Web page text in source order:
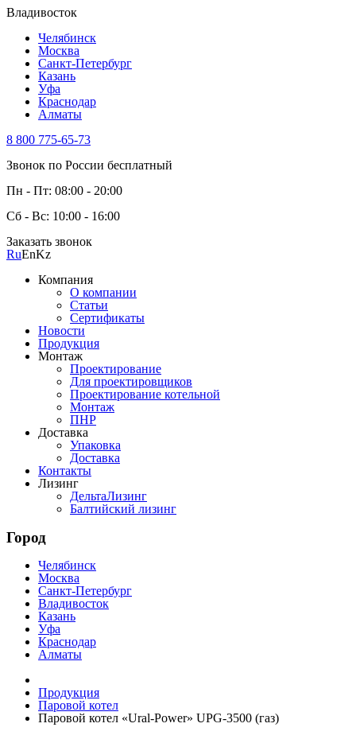
Владивосток
Челябинск
Москва
Санкт-Петербург
Казань
Уфа
Краснодар
Алматы
8 800 775-65-73
Звонок по России бесплатный
Пн - Пт: 08:00 - 20:00
Сб - Вс: 10:00 - 16:00
Заказать звонок
RuEnKz
Компания
О компании
Статьи
Сертификаты
Новости
Продукция
Монтаж
Проектирование
Для проектировщиков
Проектирование котельной
Монтаж
ПНР
Доставка
Упаковка
Доставка
Контакты
Лизинг
ДельтаЛизинг
Балтийский лизинг
Город
Челябинск
Москва
Санкт-Петербург
Владивосток
Казань
Уфа
Краснодар
Алматы
Продукция
Паровой котел
Паровой котел «Ural-Power» UPG-3500 (газ)